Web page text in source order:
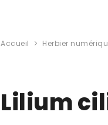
Accueil Herbier
Lilium